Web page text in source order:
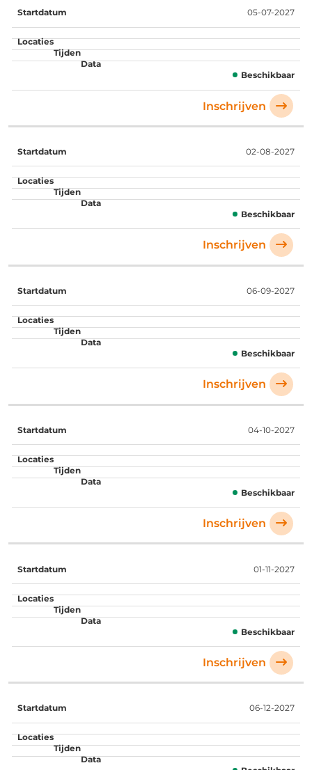
05-07-2027
Beschikbaar
Inschrijven
02-08-2027
Beschikbaar
Inschrijven
06-09-2027
Beschikbaar
Inschrijven
04-10-2027
Beschikbaar
Inschrijven
01-11-2027
Beschikbaar
Inschrijven
06-12-2027